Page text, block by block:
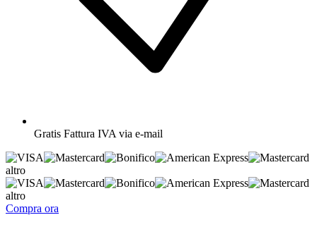
Gratis Fattura IVA via e-mail
altro
altro
Compra ora